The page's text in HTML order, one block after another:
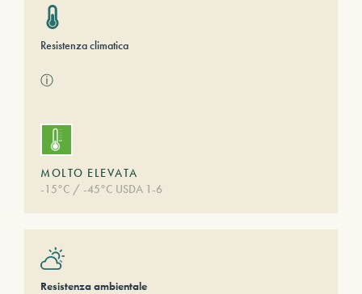
Resistenza climatica
ⓘ
MOLTO ELEVATA
-15°C / -45°C USDA 1-6
Resistenza ambientale